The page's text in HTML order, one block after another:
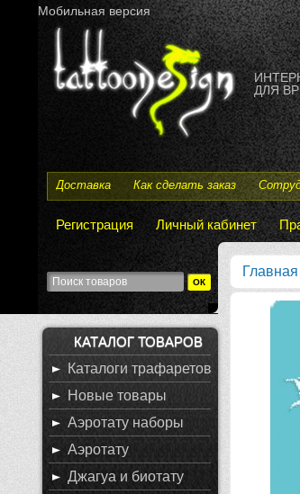
Мобильная версия
ДЛЯ
Доставка Как сделать заказ
Регистрация Личный кабинет
Главная
КАТАЛОГ ТОВАРОВ
Каталоги трафаретов
Новые товары
Аэротату наборы
Аэротату
Джагуа и биотату